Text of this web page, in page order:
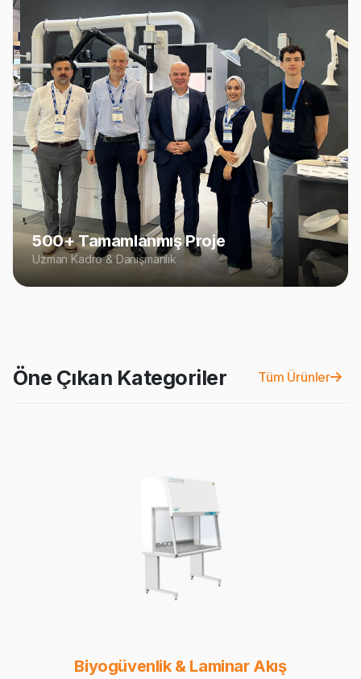
500+ Tamamlanmış Proje
Uzman Kadro & Danışmanlık
Öne Çıkan Kategoriler Tüm Ürünler
Biyogüvenlik & Laminar Akış